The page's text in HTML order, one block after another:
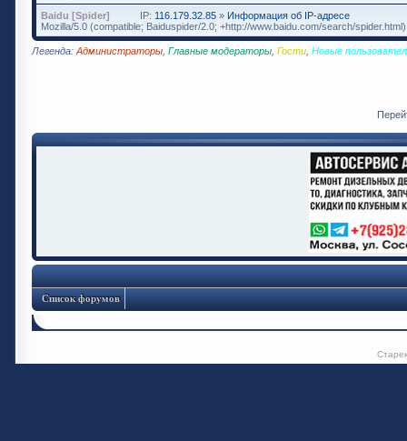
Baidu [Spider]
IP: 116.179.32.85 » Информация об IP-адресе
Mozilla/5.0 (compatible; Baiduspider/2.0; +http://www.baidu.com/search/spider.html)
Легенда: Администраторы Главные модераторы Гости Новые
Список форумов